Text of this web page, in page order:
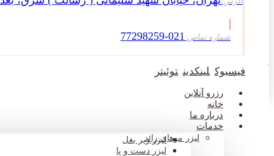
شماره تماس:021-77298259
فیسبوک لینکدین توئیتر
رزرو آنلاین
خانه
درباره ما
خدمات
لیزر موهای زائدلیزر زیر بغل
لیزر دست و پا